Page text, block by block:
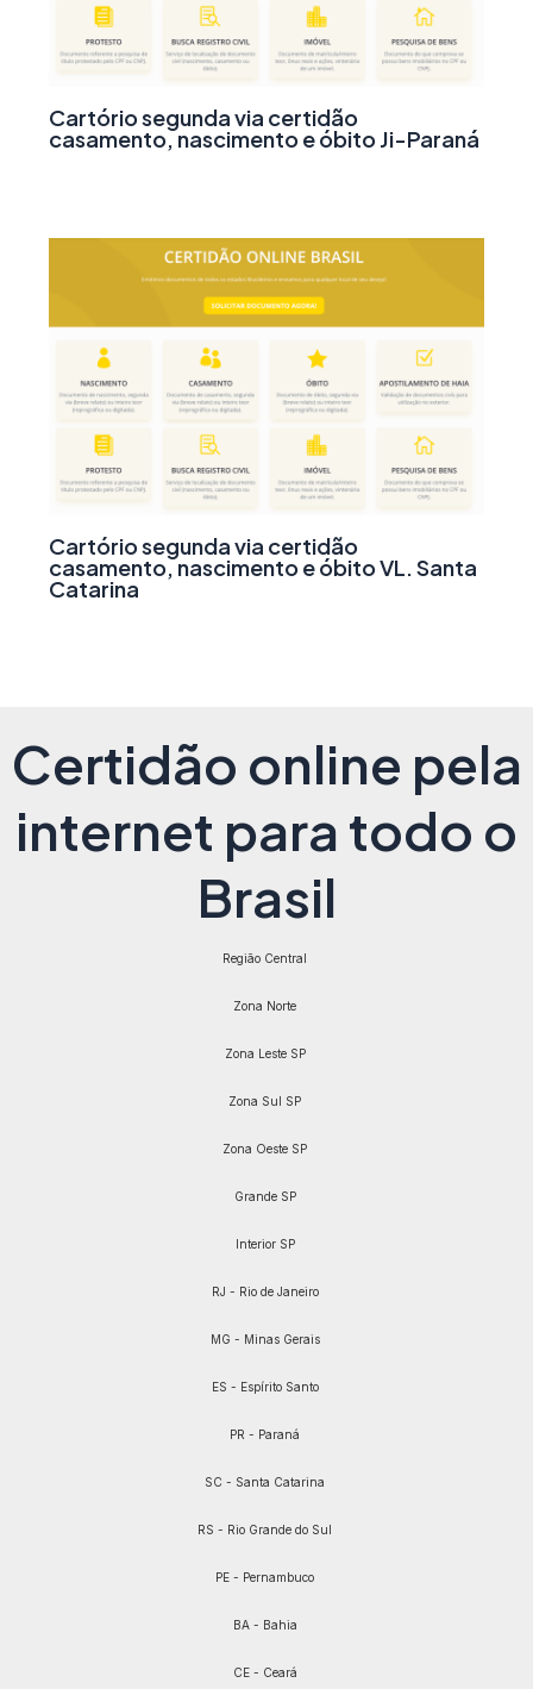
Cartório segunda via certidão
casamento, nascimento e óbito Ji-Paraná
Cartório segunda via certidão
casamento, nascimento e óbito VL. Santa
Catarina
Certidão online pela
internet para todo o
Brasil
Região Central
Zona Norte
Zona Leste SP
Zona Sul SP
Zona Oeste SP
Grande SP
Interior SP
RJ - Rio de Janeiro
MG - Minas Gerais
ES - Espírito Santo
PR - Paraná
SC - Santa Catarina
RS - Rio Grande do Sul
PE - Pernambuco
BA - Bahia
CE - Ceará